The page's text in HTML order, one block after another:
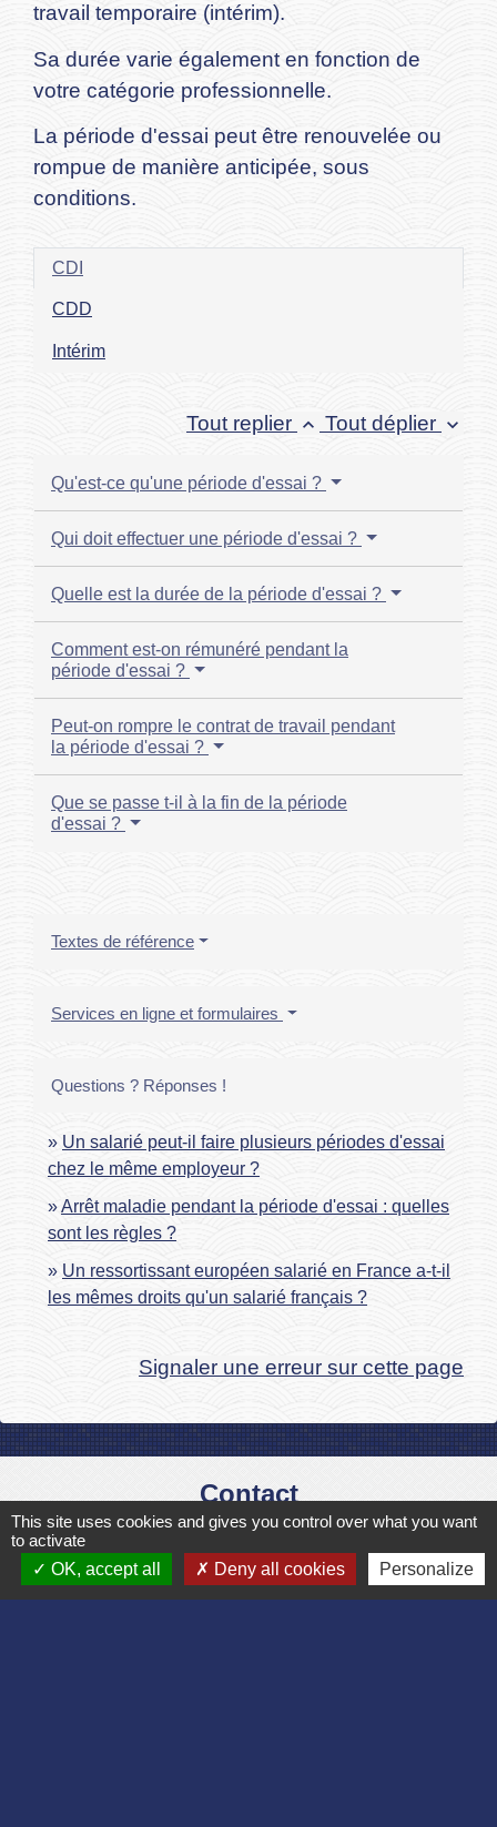
travail temporaire (intérim).
Sa durée varie également en fonction de
votre catégorie professionnelle.
La période d'essai peut être renouvelée ou
rompue de manière anticipée, sous
conditions.
CDI
CDD
Intérim
Tout replier keyboard_arrow_up Tout déplier keyboard_arrow_down
Qu'est-ce qu'une période d'essai ?
Qui doit effectuer une période d'essai ?
Quelle est la durée de la période d'essai ?
Comment est-on rémunéré pendant la
période d'essai ?
Peut-on rompre le contrat de travail pendant
la période d'essai ?
Que se passe t-il à la fin de la période
d'essai ?
Textes de référence
Services en ligne et formulaires
Questions ? Réponses !
Un salarié peut-il faire plusieurs périodes d'essai
chez le même employeur ?
Arrêt maladie pendant la période d'essai : quelles
sont les règles ?
Un ressortissant européen salarié en France a-t-il
les mêmes droits qu'un salarié français ?
Signaler une erreur sur cette page
Contact
Commune de Bruyères et Montbérault
Place du Général de Gaulle
02860 Bruyères-et-Montbérault - FRANCE
This site uses cookies and gives you control over what you want
to activate
OK, accept all
Deny all cookies Personalize